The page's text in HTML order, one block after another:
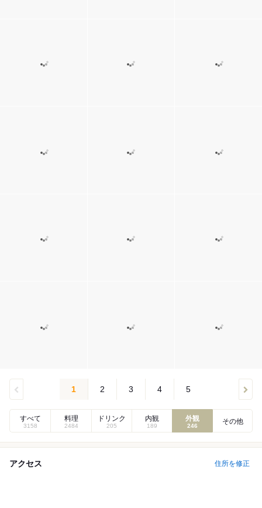
1 2 3 4 5
すべて
3158
料理
2484
ドリンク
205
内観
189
外観
246
その他
アクセス 住所を修正